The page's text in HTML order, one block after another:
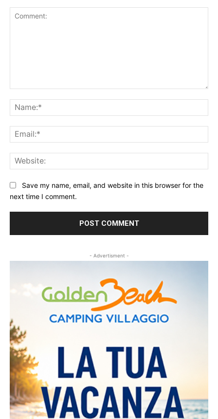
Save my name, email, and website in this browser for the
next time I comment.
- Advertisment -